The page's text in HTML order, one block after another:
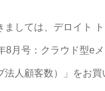
ましては、デロイト
8月号：クラウド型e
人顧客数）」をお買